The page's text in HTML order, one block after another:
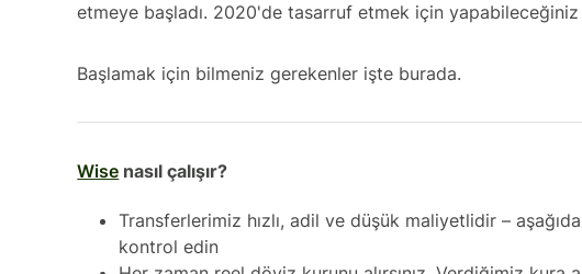
etmeye başladı. 2020'de tasarruf etmek için
Başlamak için bilmeniz gerekenler işte burada.
Wise nasıl çalışır?
Transferlerimiz hızlı, adil ve düşük maliyetlidir –
kontrol edin